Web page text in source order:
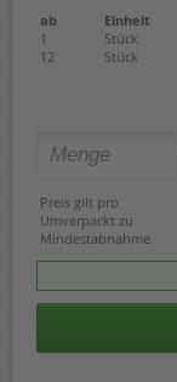
ab Einheit
1
Stück
12
Stück
Preis gilt pro
Umverpackt zu
Mindestabnahme